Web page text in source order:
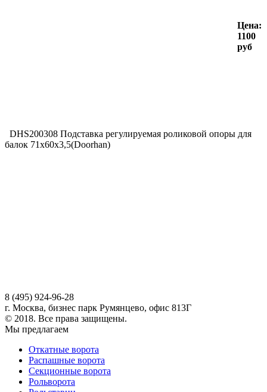
Цена:
1100
руб
DHS200308 Подставка регулируемая роликовой опоры для
балок 71х60х3,5(Doorhan)
8 (495) 924-96-28
г. Москва, бизнес парк Румянцево, офис 813Г
© 2018. Все права защищены.
Мы предлагаем
Откатные ворота
Распашные ворота
Секционные ворота
Рольворота